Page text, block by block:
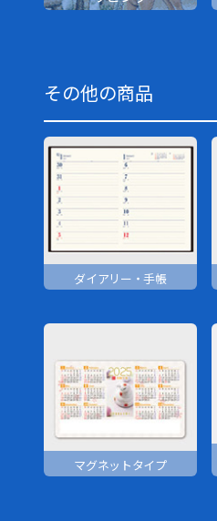
その他の商品
ダイアリー・手帳
マグネットタイプ